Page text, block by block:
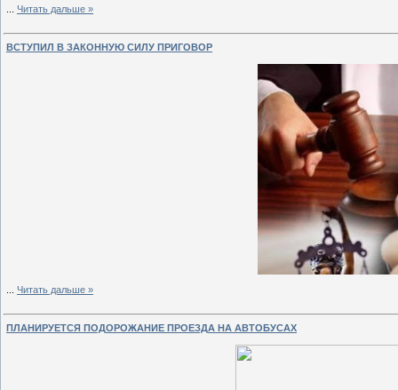
Читать дальше »
ВСТУПИЛ В ЗАКОННУЮ СИЛУ ПРИГОВОР
Читать дальше »
ПЛАНИРУЕТСЯ ПОДОРОЖАНИЕ ПРОЕЗДА НА АВТОБУСАХ